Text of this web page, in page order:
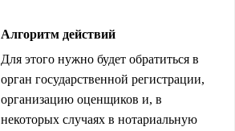
Алгоритм действий
Для этого нужно будет обратиться в
орган государственной регистрации,
организацию оценщиков и, в
некоторых случаях в нотариальную